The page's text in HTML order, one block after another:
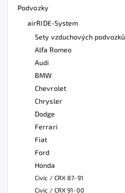
Podvozky
airRIDE-System
Sety vzduchových podvozků
Alfa Romeo
Audi
BMW
Chevrolet
Chrysler
Dodge
Ferrari
Fiat
Ford
Honda
Civic / CRX 87-91
Civic / CRX 91-00